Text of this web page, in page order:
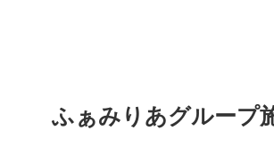
ふぁみりあグループ